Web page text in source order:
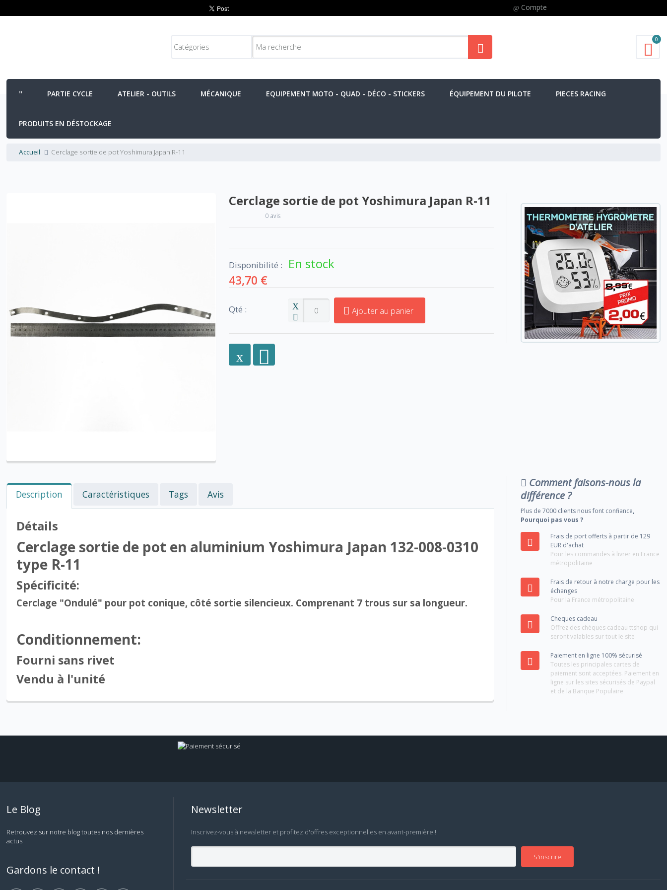
Compte
0
PARTIE CYCLE ATELIER - OUTILS MÉCANIQUE EQUIPEMENT MOTO - QUAD - DÉCO - STICKERS ÉQUIPEMENT DU PILOTE PIECES RACING
PRODUITS EN DÉSTOCKAGE
Accueil Cerclage sortie de pot Yoshimura Japan R-11
Cerclage sortie de pot Yoshimura Japan R-11
0 avis
Disponibilité : En stock
43,70 €
Qté : Ajouter au panier
Description Caractéristiques Tags Avis
Détails
Cerclage sortie de pot en aluminium Yoshimura Japan 132-008-0310
type R-11
Spécificité:
Cerclage "Ondulé" pour pot conique, côté sortie silencieux. Comprenant 7 trous sur sa longueur.
Conditionnement:
Fourni sans rivet
Vendu à l'unité
Comment faisons-nous la
différence ?
Plus de 7000 clients nous font confiance,
Pourquoi pas vous ?
Frais de port offerts à partir de 129
EUR d'achat
Pour les commandes à livrer en France
métropolitaine
Frais de retour à notre charge pour les
échanges
Pour la France métropolitaine
Cheques cadeau
Offrez des chèques cadeau ttshop qui
seront valables sur tout le site
Paiement en ligne 100% sécurisé
Toutes les principales cartes de
paiement sont acceptées. Paiement en
ligne sur les sites sécurisés de Paypal
et de la Banque Populaire
Le Blog
Retrouvez sur notre blog toutes nos dernières
actus
Gardons le contact !
Newsletter
Inscrivez-vous à newsletter et profitez d'offres exceptionnelles en avant-première!!
S'inscrire